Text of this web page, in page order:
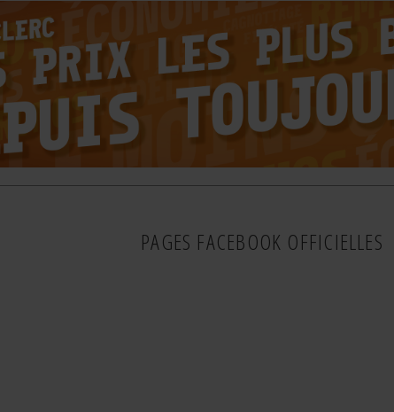
PAGES FACEBOOK OFFICIELLES